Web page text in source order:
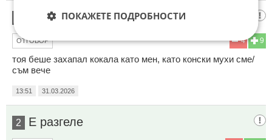
стефкъ кустадинувъ
9
4
ОТГОВОР
тоя беше захапал кокала като мен, като конски мухи сме/
съм вече
13:51 31.03.2026
2 Е разгеле
ПОКАЖЕТЕ ПОДРОБНОСТИ